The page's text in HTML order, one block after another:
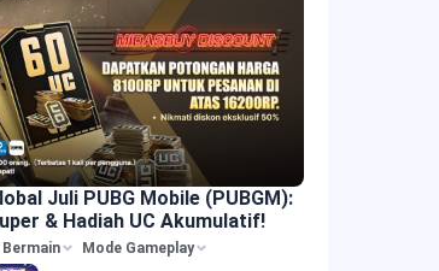
Juli PUBG Mobile (PUBGM):
& Hadiah UC Akumulatif!
Mode Gameplay